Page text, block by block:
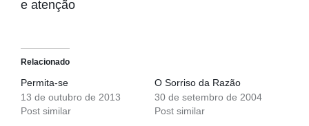
e atenção
Relacionado
Permita-se
13 de outubro de 2013
Post similar
O Sorriso da Razão
30 de setembro de 2004
Post similar